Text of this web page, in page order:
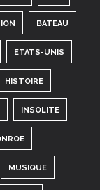
BATEAU
ETATS-UNIS
HISTOIRE
INSOLITE
MUSIQUE